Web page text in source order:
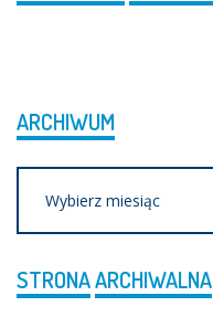
ARCHIWUM
STRONAARCHIWALNA